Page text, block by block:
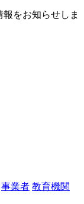
をお知らせしま
事業者 教育機関